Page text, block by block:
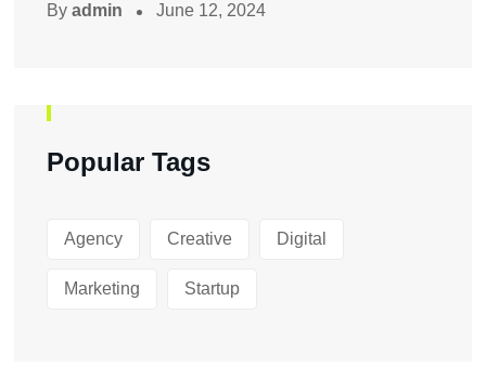
By admin June 12, 2024
Popular Tags
Agency Creative Digital
Marketing Startup